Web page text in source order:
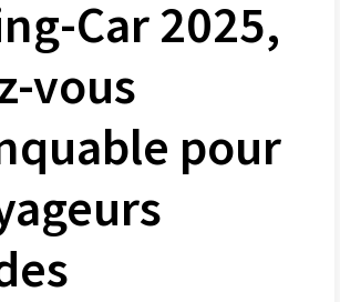
Car 2025,
vous
pour